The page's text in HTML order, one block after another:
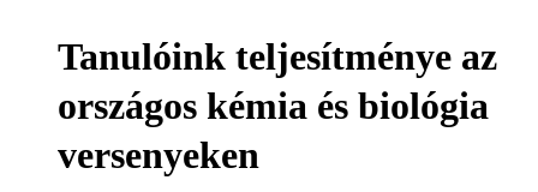
Tanulóink teljesítménye az
országos kémia és biológia
versenyeken